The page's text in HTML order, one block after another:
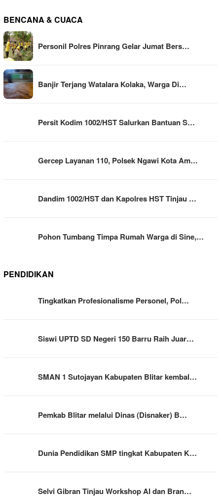
BENCANA & CUACA
Personil Polres Pinrang Gelar Jumat Bers…
Banjir Terjang Watalara Kolaka, Warga Di…
Persit Kodim 1002/HST Salurkan Bantuan S…
Gercep Layanan 110, Polsek Ngawi Kota Am…
Dandim 1002/HST dan Kapolres HST Tinjau …
Pohon Tumbang Timpa Rumah Warga di Sine,…
PENDIDIKAN
Tingkatkan Profesionalisme Personel, Pol…
Siswi UPTD SD Negeri 150 Barru Raih Juar…
SMAN 1 Sutojayan Kabupaten Blitar kembal…
Pemkab Blitar melalui Dinas (Disnaker) B…
Dunia Pendidikan SMP tingkat Kabupaten K…
Selvi Gibran Tinjau Workshop AI dan Bran…